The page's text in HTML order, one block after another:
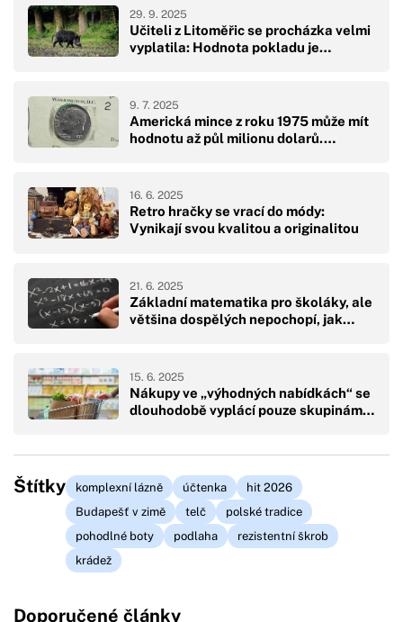
Učiteli z Litoměřic se procházka velmi
vyplatila: Hodnota pokladu je…
29. 9. 2025
Americká mince z roku 1975 může mít
hodnotu až půl milionu dolarů.…
9. 7. 2025
Retro hračky se vrací do módy:
Vynikají svou kvalitou a originalitou
16. 6. 2025
Základní matematika pro školáky, ale
většina dospělých nepochopí, jak…
21. 6. 2025
Nákupy ve „výhodných nabídkách“ se
dlouhodobě vyplácí pouze skupinám…
15. 6. 2025
Štítky komplexní lázně účtenka
hit 2026
Budapešť v zimě
telč
polské tradice
pohodlné boty
podlaha
rezistentní škrob
krádež
Doporučené články